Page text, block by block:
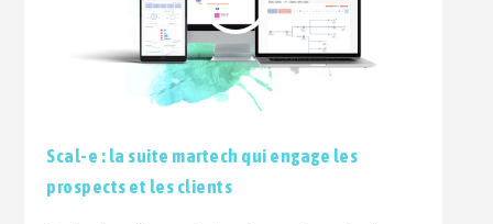
Scal-e : la suite martech qui engage les
prospects et les clients